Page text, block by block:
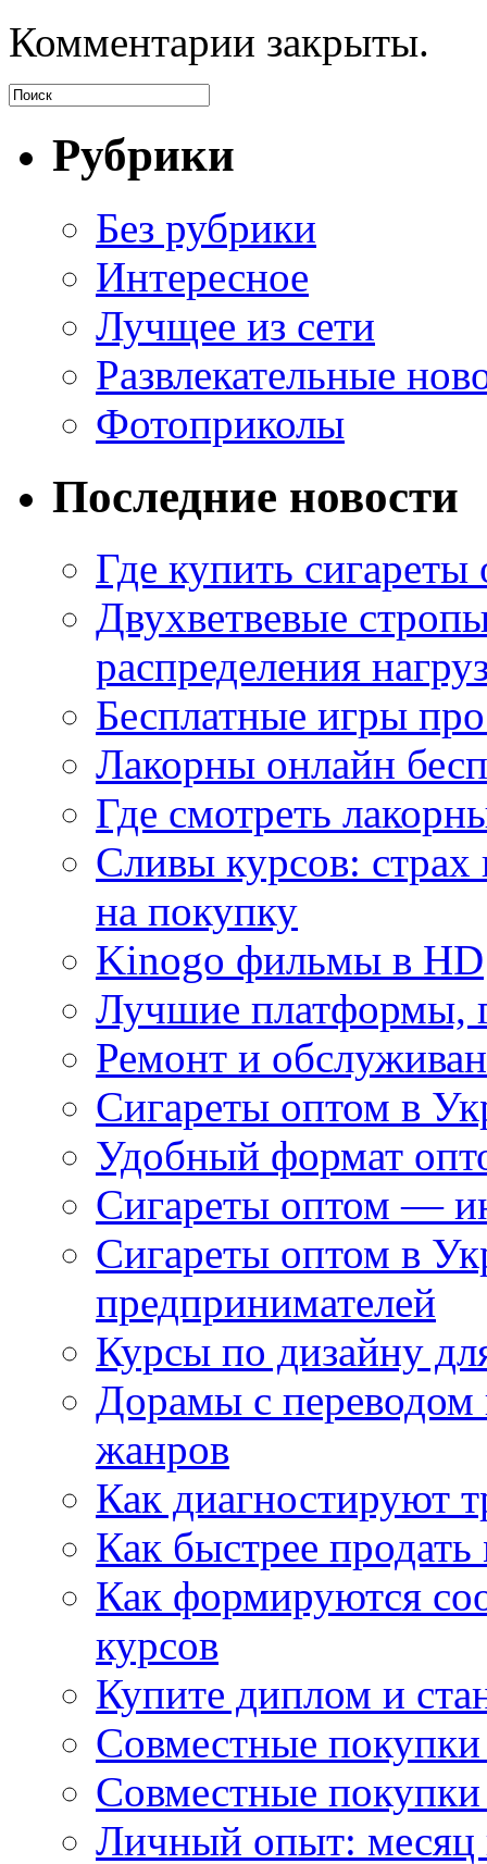
Комментарии закрыты.
Рубрики
Без рубрики
Интересное
Лучщее из сети
Развлекательные
Фотоприколы
Последние новости
Где купить
Двухветвевые
распределения
Бесплатные игры
Лакорны онлайн
Где смотреть
Сливы курсов:
на покупку
Kinogo фильмы в HD
Лучшие платформы,
Ремонт и
Сигареты оптом в
Удобный формат
Сигареты оптом —
Сигареты оптом в
предпринимателей
Курсы по дизайну
Дорамы с переводом
жанров
Как диагностируют
Как быстрее
Как формируются
курсов
Купите диплом и
Совместные
Совместные покупки
Личный опыт: месяц